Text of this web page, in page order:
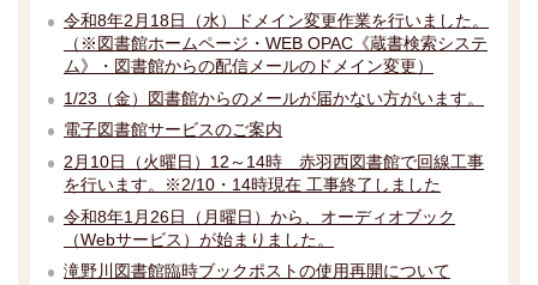
令和8年2月18日（水）ドメイン変更作業を行いました。
（※図書館ホームページ・WEB OPAC《蔵書検索システ
ム》・図書館からの配信メールのドメイン変更）
1/23（金）図書館からのメールが届かない方がいます。
電子図書館サービスのご案内
2月10日（火曜日）12～14時 赤羽西図書館で回線工事
を行います。※2/10・14時現在 工事終了しました
令和8年1月26日（月曜日）から、オーディオブック
（Webサービス）が始まりました。
滝野川図書館臨時ブックポストの使用再開について